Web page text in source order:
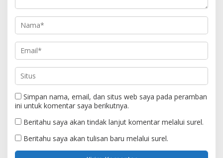
Simpan nama, email, dan situs web saya pada peramban
ini untuk komentar saya berikutnya.
Beritahu saya akan tindak lanjut komentar melalui surel.
Beritahu saya akan tulisan baru melalui surel.